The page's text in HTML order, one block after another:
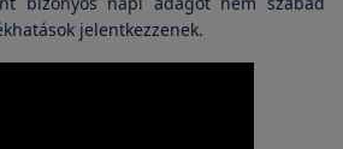
jelentkezzenek.